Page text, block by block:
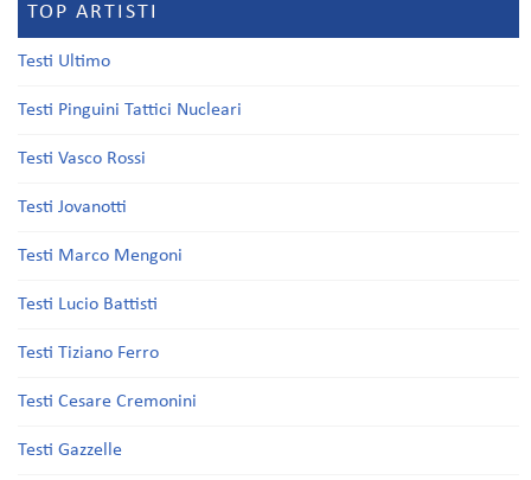
TOP ARTISTI
Testi Ultimo
Testi Pinguini Tattici Nucleari
Testi Vasco Rossi
Testi Jovanotti
Testi Marco Mengoni
Testi Lucio Battisti
Testi Tiziano Ferro
Testi Cesare Cremonini
Testi Gazzelle